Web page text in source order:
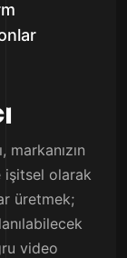
işitsel olarak
üretmek;
video